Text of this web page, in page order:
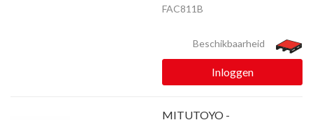
FAC811B
Beschikbaarheid
Inloggen
MITUTOYO -